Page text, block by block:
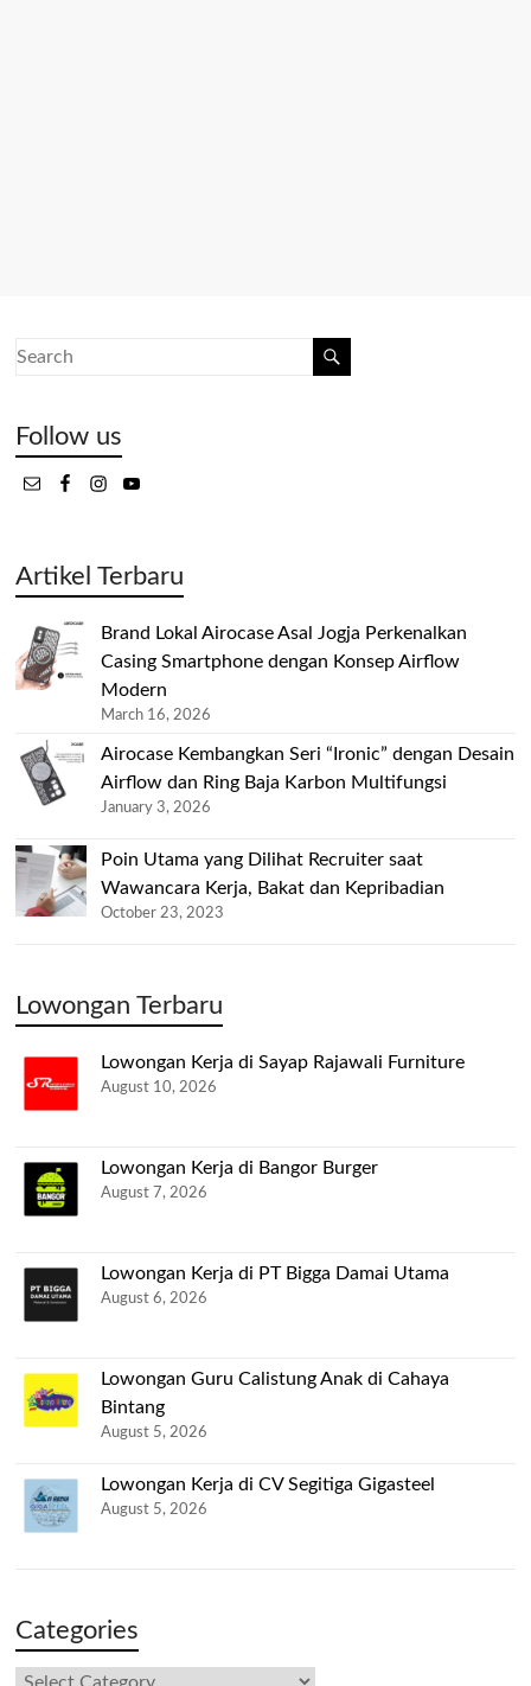
Follow us
Artikel Terbaru
Brand Lokal Airocase Asal Jogja Perkenalkan
Casing Smartphone dengan Konsep Airflow
Modern
March 16, 2026
Airocase Kembangkan Seri “Ironic” dengan Desain
Airflow dan Ring Baja Karbon Multifungsi
January 3, 2026
Poin Utama yang Dilihat Recruiter saat
Wawancara Kerja, Bakat dan Kepribadian
October 23, 2023
Lowongan Terbaru
Lowongan Kerja di Sayap Rajawali Furniture
August 10, 2026
Lowongan Kerja di Bangor Burger
August 7, 2026
Lowongan Kerja di PT Bigga Damai Utama
August 6, 2026
Lowongan Guru Calistung Anak di Cahaya
Bintang
August 5, 2026
Lowongan Kerja di CV Segitiga Gigasteel
August 5, 2026
Categories